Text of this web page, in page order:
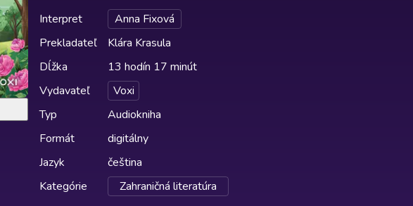
Interpret
Anna Fixová
Prekladateľ
Klára Krasula
Dĺžka
13 hodín 17 minút
Vydavateľ
Voxi
Typ
Audiokniha
Formát
digitálny
Jazyk
čeština
Kategórie
Zahraničná literatúra